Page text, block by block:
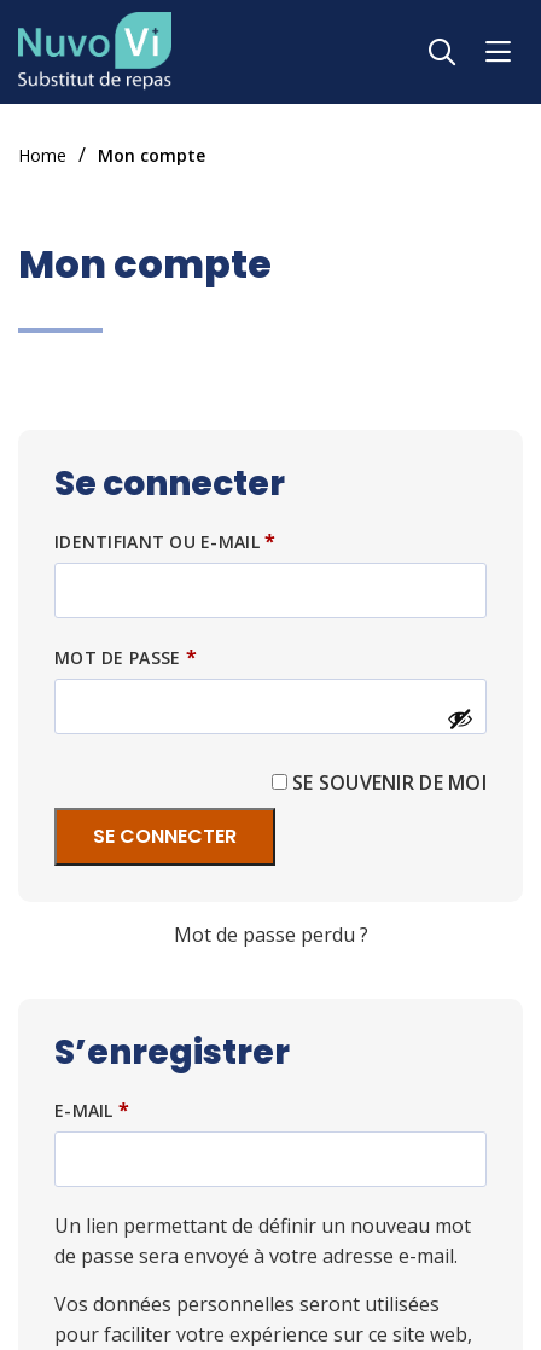
Home » Mon compte
Mon compte
Se connecter
IDENTIFIANT OU E-MAIL*
MOT DE PASSE *
SE SOUVENIR DE MOI
SE CONNECTER
Mot de passe perdu ?
S’enregistrer
E-MAIL *
Un lien permettant de définir un nouveau mot
de passe sera envoyé à votre adresse e-mail.
Vos données personnelles seront utilisées
pour faciliter votre expérience sur ce site web,